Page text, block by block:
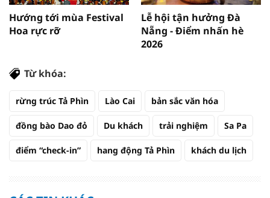
Hướng tới mùa Festival
Hoa rực rỡ
Lễ hội tận hưởng Đà
Nẵng - Điểm nhấn hè
2026
Từ khóa:
rừng trúc Tả Phìn Lào Cai bản sắc văn hóa
đồng bào Dao đỏ Du khách trải nghiệm Sa Pa
điểm “check-in” hang động Tả Phìn khách du lịch